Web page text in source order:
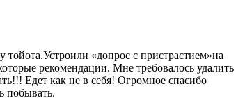
«допрос с пристрастием»на
рекомендации. Мне требовалось удалить
Едет как не в себя! Огромное спасибо
побывать.